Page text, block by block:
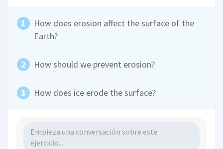
How does erosion affect the surface of the
Earth?
How should we prevent erosion?
How does ice erode the surface?